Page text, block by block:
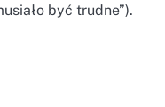
być trudne”).